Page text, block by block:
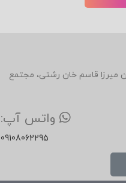
روبروی رستوران میرزا قاسم خان رشتی، مجتمع
واتس آپ:
09108062295